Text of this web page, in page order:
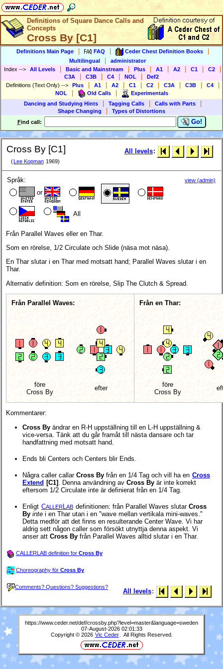
Definitions of Square Dance Calls and
Concepts
Cross By [C1]
Definitions Main Page FAQ Ceder Chest Definition Books
Multilingual
administrator
Index --> All Levels Basic and Mainstream Plus A1 A2 C1 C2
C3A C3B C4 NOL
Def2
Definitions (Text Only) --> Plus A1 A2 C1 C2 C3A C3B C4
NOL Old Calls
Experimentals
Dancing and Studying Hints
Tagging Calls Calls with Parts
Shape Changing
Types of Distortions
Find call: Go!
Cross By [C1]
( Lee Kopman 1969)
All levels:
Språk:
or
All
view (admin)
Från Parallel Waves eller en Thar.
Som en rörelse, 1/2 Circulate och Slide (näsa mot näsa).
En Thar slutar i en Thar med motsatt hand; Parallel Waves slutar i en
Thar.
Alternativ definition: Som en rörelse, Slip The Clutch & Spread.
Från Parallel Waves:
före
Cross By
efter
Från en Thar:
före
Cross By
Kommentarer:
Cross By ändrar en R-H uppställning till en L-H uppställning &
vice-versa. Tänk att du går framåt till nästa dansare och tar
handfattning med motsatt hand.
Ends bli Centers och Centers blir Ends.
Några caller callar Cross By från en 1/4 Tag och vill ha en Cross
Extend [C1] . Denna användning av Cross By är inte korrekt
eftersom 1/2 Circulate inte är definierat från en 1/4 Tag.
Enligt CALLERL AB definitionen: från Parallel Waves slutar Cross
By inte i en Thar utan i en "wave mellan vertikala mini-waves."
Detta medför att det finns en resulterande Center Wave. Vi har
aldrig sett någon caller som försökt utnyttja denna aspekt. Vi
anser att Cross By från Parallel Waves alltid slutar i en Thar.
CALLERLAB definition for Cross By
Choreography för Cross By
Comments? Questions? Suggestions?
All levels:
https://www.ceder.net/def/crossby.php?level=master&language=sweden
07-August-2026 02:01:33
Copyright © 2026 Vic Ceder . All Rights Reserved.